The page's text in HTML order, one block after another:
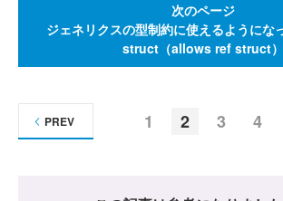
次のページ
ジェネリクスの型制約に使えるように
struct（allows ref struct）
1 2 3 4
PREV